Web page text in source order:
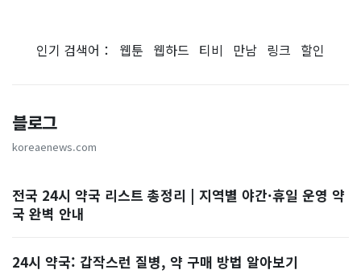
인기 검색어： 웹툰 웹하드 티비 만남 링크 할인
블로그
koreaenews.com
전국 24시 약국 리스트 총정리 | 지역별 야간·휴일 운영 약
국 완벽 안내
24시 약국: 갑작스런 질병, 약 구매 방법 알아보기